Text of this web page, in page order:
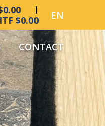
$0.00 EN
CONTACT